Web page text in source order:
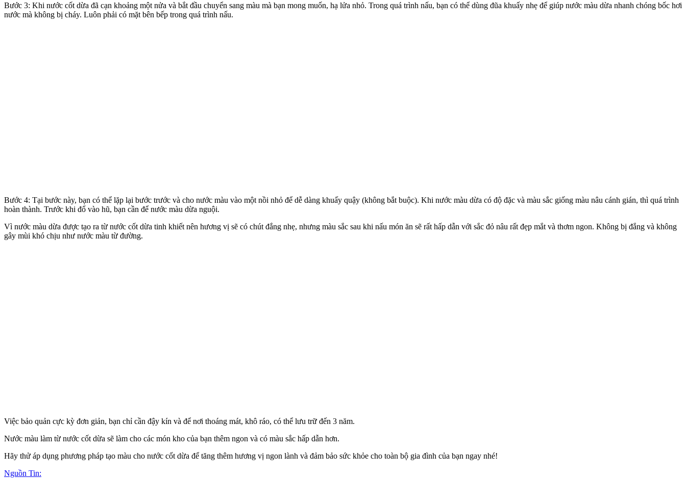
Bước 3: Khi nước cốt dừa đã cạn khoảng một nửa và bắt đầu chuyển sang màu mà bạn mong muốn, hạ lửa nhỏ. Trong quá trình nấu, bạn có thể dùng đũa khuấy nhẹ để giúp nước màu dừa nhanh chóng bốc hơi
nước mà không bị cháy. Luôn phải có mặt bên bếp trong quá trình nấu.
Bước 4: Tại bước này, bạn có thể lặp lại bước trước và cho nước màu vào một nồi nhỏ để dễ dàng khuấy quậy (không bắt buộc). Khi nước màu dừa có độ đặc và màu sắc giống màu nâu cánh gián, thì quá trình
hoàn thành. Trước khi đổ vào hũ, bạn cần để nước màu dừa nguội.
Vì nước màu dừa được tạo ra từ nước cốt dừa tinh khiết nên hương vị sẽ có chút đắng nhẹ, nhưng màu sắc sau khi nấu món ăn sẽ rất hấp dẫn với sắc đỏ nâu rất đẹp mắt và thơm ngon. Không bị đắng và không
gây mùi khó chịu như nước màu từ đường.
Việc bảo quản cực kỳ đơn giản, bạn chỉ cần đậy kín và để nơi thoáng mát, khô ráo, có thể lưu trữ đến 3 năm.
Nước màu làm từ nước cốt dừa sẽ làm cho các món kho của bạn thêm ngon và có màu sắc hấp dẫn hơn.
Hãy thử áp dụng phương pháp tạo màu cho nước cốt dừa để tăng thêm hương vị ngon lành và đảm bảo sức khỏe cho toàn bộ gia đình của bạn ngay nhé!
Nguồn Tin: